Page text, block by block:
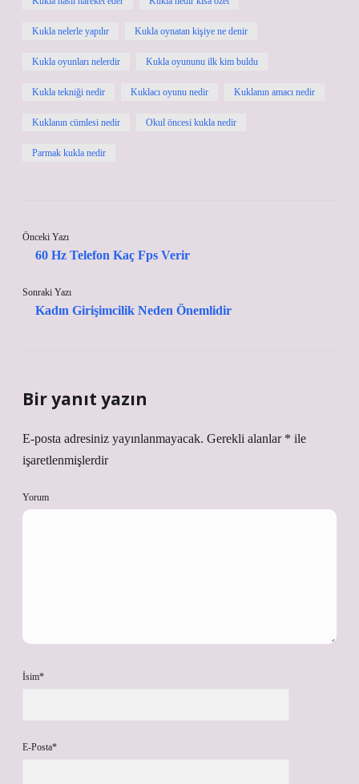
Kukla nelerle yapılır Kukla oynatan kişiye ne denir
Kukla oyunları nelerdir Kukla oyununu ilk kim buldu
Kukla tekniği nedir Kuklacı oyunu nedir Kuklanın amacı nedir
Kuklanın cümlesi nedir Okul öncesi kukla nedir
Parmak kukla nedir
Önceki Yazı
60 Hz Telefon Kaç Fps Verir
Sonraki Yazı
Kadın Girişimcilik Neden Önemlidir
Bir yanıt yazın
E-posta adresiniz yayınlanmayacak. Gerekli alanlar * ile
işaretlenmişlerdir
Yorum
İsim*
E-Posta*